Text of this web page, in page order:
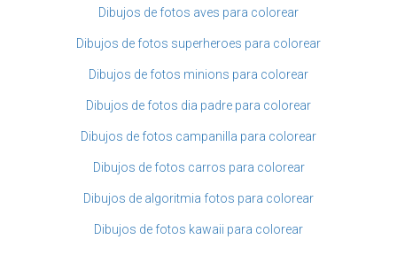
Dibujos de fotos aves para colorear
Dibujos de fotos superheroes para colorear
Dibujos de fotos minions para colorear
Dibujos de fotos dia padre para colorear
Dibujos de fotos campanilla para colorear
Dibujos de fotos carros para colorear
Dibujos de algoritmia fotos para colorear
Dibujos de fotos kawaii para colorear